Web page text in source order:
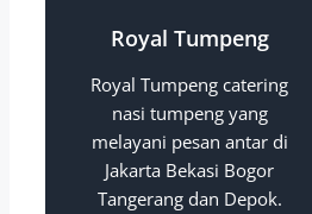
Royal Tumpeng
Royal Tumpeng catering
nasi tumpeng yang
melayani pesan antar di
Jakarta Bekasi Bogor
Tangerang dan Depok.